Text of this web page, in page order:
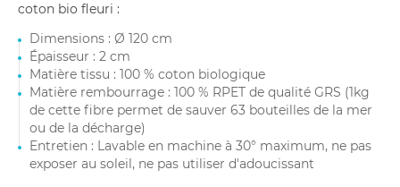
coton bio fleuri :
Dimensions : Ø 120 cm
Épaisseur : 2 cm
Matière tissu : 100 % coton biologique
Matière rembourrage : 100 % RPET de qualité GRS (1kg
de cette fibre permet de sauver 63 bouteilles de la mer
ou de la décharge)
Entretien : Lavable en machine à 30° maximum, ne pas
exposer au soleil, ne pas utiliser d'adoucissant